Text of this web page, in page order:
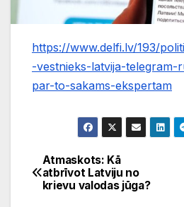
https://www.delfi.lv/193/
-vestnieks-latvija-telegram-
par-to-sakams-ekspertam
Ziņu
izvēlne
Atmaskots: Kā
atbrīvot Latviju no
krievu valodas jūga?